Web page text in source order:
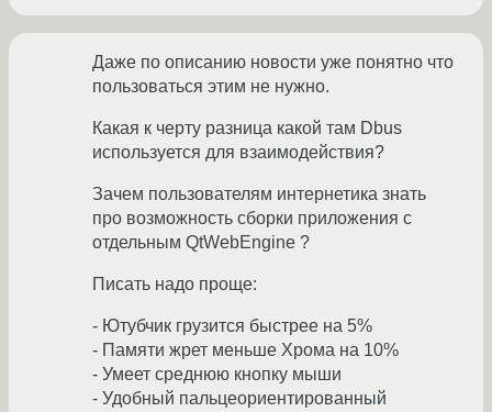
Даже по описанию новости уже понятно что
пользоваться этим не нужно.
Какая к черту разница какой там Dbus
используется для взаимодействия?
Зачем пользователям интернетика знать
про возможность сборки приложения с
отдельным QtWebEngine ?
Писать надо проще:
- Ютубчик грузится быстрее на 5%
- Памяти жрет меньше Хрома на 10%
- Умеет среднюю кнопку мыши
- Удобный пальцеориентированный